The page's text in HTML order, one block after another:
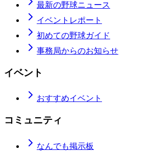
最新の野球ニュース
イベントレポート
初めての野球ガイド
事務局からのお知らせ
イベント
おすすめイベント
コミュニティ
なんでも掲示板